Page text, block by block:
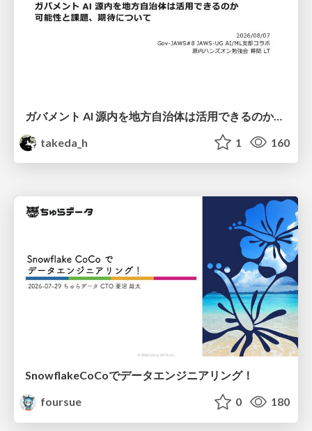
ガバメント AI 源内を地方自治体は活用できるのか 可能性と課題、期待について
takeda_h
1 160
SnowflakeCoCoでデータエンジニアリング！
foursue
0 180